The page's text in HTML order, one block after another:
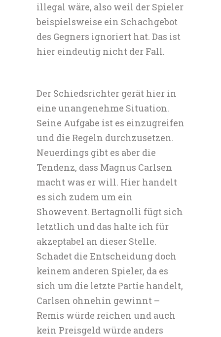
illegal wäre, also weil der Spieler
beispielsweise ein Schachgebot
des Gegners ignoriert hat. Das ist
hier eindeutig nicht der Fall.
Der Schiedsrichter gerät hier in
eine unangenehme Situation.
Seine Aufgabe ist es einzugreifen
und die Regeln durchzusetzen.
Neuerdings gibt es aber die
Tendenz, dass Magnus Carlsen
macht was er will. Hier handelt
es sich zudem um ein
Showevent. Bertagnolli fügt sich
letztlich und das halte ich für
akzeptabel an dieser Stelle.
Schadet die Entscheidung doch
keinem anderen Spieler, da es
sich um die letzte Partie handelt,
Carlsen ohnehin gewinnt –
Remis würde reichen und auch
kein Preisgeld würde anders